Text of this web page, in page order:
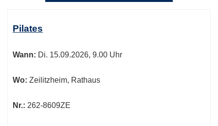
Tabellenüberschriften
können
werden.
Pilates
Wann: Di. 15.09.2026, 9.00 Uhr
Wo: Zeilitzheim, Rathaus
Nr.: 262-8609ZE